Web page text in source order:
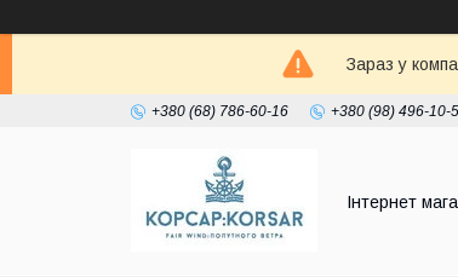
Зараз у
+380 (68) 786-60-16 +380 (98) 496-10-
Iнтернет